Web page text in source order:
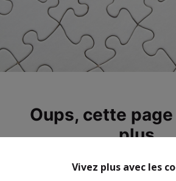
Vivez plus avec les
Oups, cette
plus